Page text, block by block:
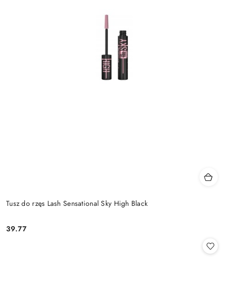
Tusz do rzęs Lash Sensational Sky High Black
Cena:
39.77